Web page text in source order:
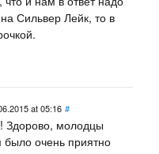
Сильвер Лейк, то в
at 05:16 #
Здорово, молодцы
очень приятно